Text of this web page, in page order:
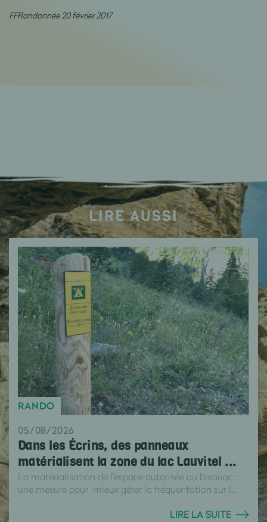
FFRandonnée 20 février 2017
LIRE AUSSI
RANDO
05/08/2026
Dans les Écrins, des panneaux
matérialisent la zone du lac Lauvitel ...
La matérialisation de l'espace autorisée au bivouac :
une mesure pour mieux gérer la fréquentation sur l...
LIRE LA SUITE